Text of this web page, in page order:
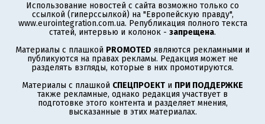
Использование новостей с сайта возможно только со
ссылкой (гиперссылкой) на "Европейскую правду",
www.eurointegration.com.ua. Републикация полного текста
статей, интервью и колонок - запрещена.
Материалы с плашкой PROMOTED являются рекламными и
публикуются на правах рекламы. Редакция может не
разделять взгляды, которые в них промотируются.
Материалы с плашкой СПЕЦПРОЕКТ и ПРИ ПОДДЕРЖКЕ
также рекламные, однако редакция участвует в
подготовке этого контента и разделяет мнения,
высказанные в этих материалах.